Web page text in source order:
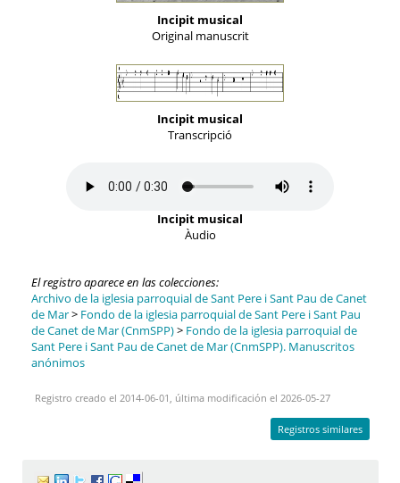
Incipit musical
Original manuscrit
Incipit musical
Transcripció
Incipit musical
Àudio
El registro aparece en las colecciones:
Archivo de la iglesia parroquial de Sant Pere i Sant Pau de Canet
de Mar> Fondo de la iglesia parroquial de Sant Pere i Sant Pau
de Canet de Mar (CnmSPP)> Fondo de la iglesia parroquial de
Sant Pere i Sant Pau de Canet de Mar (CnmSPP). Manuscritos
anónimos
Registro creado el 2014-06-01, última modificación el 2026-05-27
Registros similares